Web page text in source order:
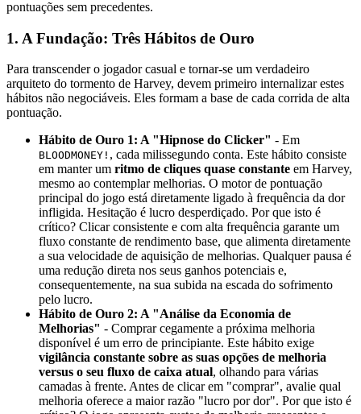
pontuações sem precedentes.
1. A Fundação: Três Hábitos de Ouro
Para transcender o jogador casual e tornar-se um verdadeiro
arquiteto do tormento de Harvey, devem primeiro internalizar estes
hábitos não negociáveis. Eles formam a base de cada corrida de alta
pontuação.
Hábito de Ouro 1: A "Hipnose do Clicker" - Em
BLOODMONEY! , cada milissegundo conta. Este hábito consiste
em manter um ritmo de cliques quase constante em Harvey,
mesmo ao contemplar melhorias. O motor de pontuação
principal do jogo está diretamente ligado à frequência da dor
infligida. Hesitação é lucro desperdiçado. Por que isto é
crítico? Clicar consistente e com alta frequência garante um
fluxo constante de rendimento base, que alimenta diretamente
a sua velocidade de aquisição de melhorias. Qualquer pausa é
uma redução direta nos seus ganhos potenciais e,
consequentemente, na sua subida na escada do sofrimento
pelo lucro.
Hábito de Ouro 2: A "Análise da Economia de
Melhorias" - Comprar cegamente a próxima melhoria
disponível é um erro de principiante. Este hábito exige
vigilância constante sobre as suas opções de melhoria
versus o seu fluxo de caixa atual, olhando para várias
camadas à frente. Antes de clicar em "comprar", avalie qual
melhoria oferece a maior razão "lucro por dor". Por que isto é